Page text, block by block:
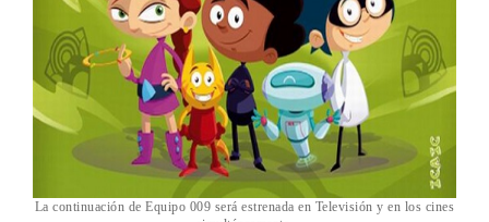
La continuación de Equipo 009 será estrenada en Televisión y en los cines